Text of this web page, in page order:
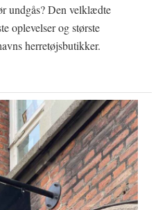
undgås? Den velklædte
oplevelser og største
herretøjsbutikker.